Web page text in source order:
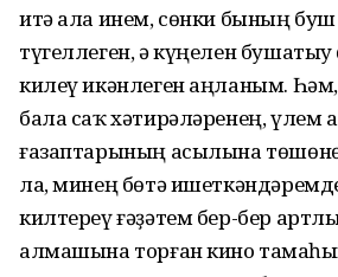
итә ала инем, сөнки бының
түгеллеген, ә күңелен бушатыу
килеү икәнлеген аңланым.
бала саҡ хәтирәләренең,
ғазаптарының асылына
ла, минең бөтә
килтереү ғәҙәтем бер-бер
алмашына торған кино